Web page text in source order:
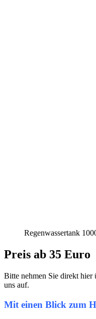
Regenwassertank
Preis ab 35 Euro
Bitte nehmen Sie direkt
uns auf.
Mit einen Blick zum